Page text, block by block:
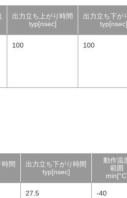
出力立ち上がり時間
typ[nsec]
出力立ち下が
typ[nsec]
100 100
間
出力立ち下がり時間
typ[nsec]
動作温
範囲
27.5 -40